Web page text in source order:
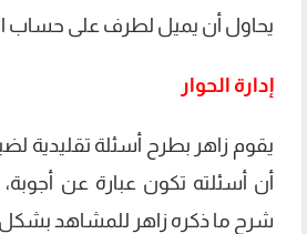
يحاول أن يميل لطرف على حساب
إدارة الحوار
يقوم زاهر بطرح أسئلة تقليدية
أن أسئلته تكون عبارة عن
شرح ما ذكره زاهر للمشاهد